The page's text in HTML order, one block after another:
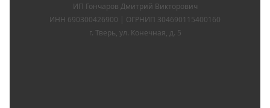
ИП Гончаров Дмитрий Викторович
ИНН 690300426900 | ОГРНИП 304690115400160
г. Тверь, ул. Конечная, д. 5